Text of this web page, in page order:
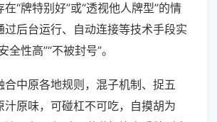
“牌特别好”或“透视他人牌型”的情
过后台运行、自动连接等技术手段实
全性高”“不被封号”。
合中原各地规则，混子机制、捉五
汁原味，可碰杠不可吃，自摸胡为